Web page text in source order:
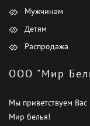
Мужчинам
Детям
Распродажа
ООО "Мир
Мы приветствуем
Мир белья!